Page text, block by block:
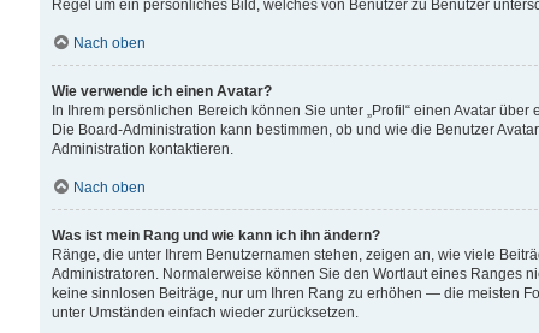
Regel um ein persönliches Bild, welches von Benutzer zu Benutzer
Nach oben
Wie verwende ich einen Avatar?
In Ihrem persönlichen Bereich können Sie unter „Profil“ einen Avatar
Die Board-Administration kann bestimmen, ob und wie die Benutzer
Administration kontaktieren.
Nach oben
Was ist mein Rang und wie kann ich ihn ändern?
Ränge, die unter Ihrem Benutzernamen stehen, zeigen an, wie viele
Administratoren. Normalerweise können Sie den Wortlaut eines Ranges
keine sinnlosen Beiträge, nur um Ihren Rang zu erhöhen — die meisten
unter Umständen einfach wieder zurücksetzen.